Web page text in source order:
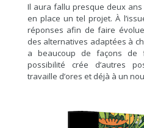
Il aura fallu presque deux
en place un tel projet. À
réponses afin de faire
des alternatives adaptées à
a beaucoup de façons de
possibilité crée d’autres
travaille d’ores et déjà à un